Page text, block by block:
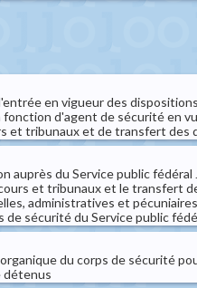
en vigueur des
d'agent de sécurité en
et tribunaux et de transfert des
auprès du Service public fédéral
et tribunaux et le transfert
administratives et
de sécurité du Service public
du corps de sécurité
détenus